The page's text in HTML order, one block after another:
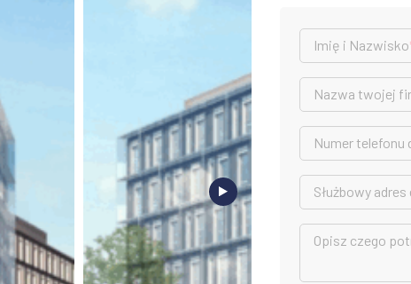
Imię i Nazwisko
Nazwa twojej
Numer telefonu
Służbowy
Opisz czego